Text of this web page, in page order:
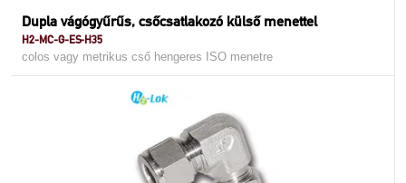
Dupla vágógyűrűs, csőcsatlakozó külső menettel
H2-MC-G-ES-H35
colos vagy metrikus cső hengeres ISO menetre